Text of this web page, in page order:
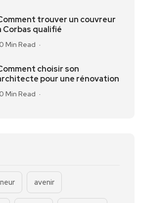
trouver un couvreur
Corbas qualifié
Min Read
choisir son
pour une rénovation
Min Read
avenir